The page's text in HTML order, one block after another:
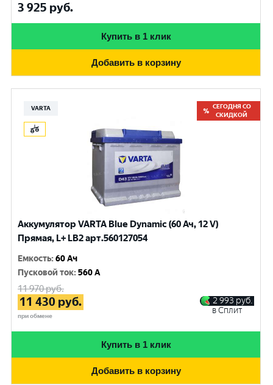
3 925 руб.
Купить в 1 клик
Добавить в корзину
VARTA
СЕГОДНЯ СО
СКИДКОЙ
Аккумулятор VARTA Blue Dynamic (60 Ач, 12 V)
Прямая, L+ LB2 арт.560127054
Емкость:60 Ач
Пусковой ток:560 A
11 970руб.
11 430 руб.
при обмене
2 993 руб.
в Сплит
Купить в 1 клик
Добавить в корзину